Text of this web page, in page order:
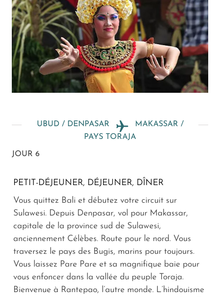
UBUD / DENPASAR
MAKASSAR /
PAYS TORAJA
JOUR 6
PETIT-DÉJEUNER, DÉJEUNER, DÎNER
Vous quittez Bali et débutez votre circuit sur
Sulawesi. Depuis Denpasar, vol pour Makassar,
capitale de la province sud de Sulawesi,
anciennement Célèbes. Route pour le nord. Vous
traversez le pays des Bugis, marins pour toujours.
Vous laissez Pare Pare et sa magnifique baie pour
vous enfoncer dans la vallée du peuple Toraja.
Bienvenue à Rantepao, l’autre monde. L’hindouisme